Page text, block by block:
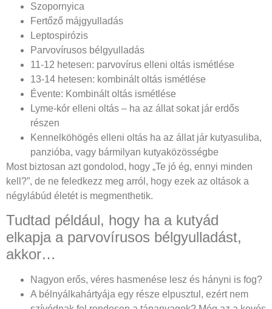
Szopornyica
Fertőző májgyulladás
Leptospirózis
Parvovírusos bélgyulladás
11-12 hetesen: parvovírus elleni oltás ismétlése
13-14 hetesen: kombinált oltás ismétlése
Évente: Kombinált oltás ismétlése
Lyme-kór elleni oltás – ha az állat sokat jár erdős
részen
Kennelköhögés elleni oltás ha az állat jár kutyasuliba,
panzióba, vagy bármilyan kutyaközösségbe
Most biztosan azt gondolod, hogy „Te jó ég, ennyi minden
kell?”, de ne feledkezz meg arról, hogy ezek az oltások a
négylábúd életét is megmenthetik.
Tudtad például, hogy ha a kutyád
elkapja a parvovírusos bélgyulladást,
akkor…
Nagyon erős, véres hasmenése lesz és hányni is fog?
A bélnyálkahártyája egy része elpusztul, ezért nem